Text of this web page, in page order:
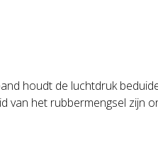
houdt de luchtdruk
van het rubbermengsel zijn